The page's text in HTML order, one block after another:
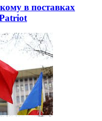
в поставках